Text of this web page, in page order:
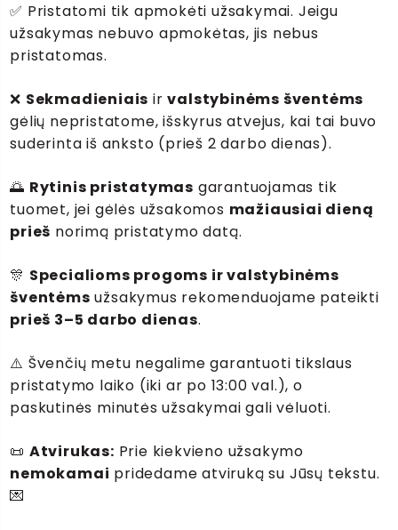
✅ Pristatomi tik apmokėti užsakymai. Jeigu
užsakymas nebuvo apmokėtas, jis nebus
pristatomas.
❌ Sekmadieniais irvalstybinėms šventėms
gėlių nepristatome, išskyrus atvejus, kai tai buvo
suderinta iš anksto (prieš 2 darbo dienas).
🌅 Rytinis pristatymas garantuojamas tik
tuomet, jei gėlės užsakomos mažiausiai dieną
prieš norimą pristatymo datą.
🎊 Specialioms progoms ir valstybinėms
šventėms užsakymus rekomenduojame pateikti
prieš 3–5 darbo dienas.
⚠️ Švenčių metu negalime garantuoti tikslaus
pristatymo laiko (iki ar po 13:00 val.), o
paskutinės minutės užsakymai gali vėluoti.
📜 Atvirukas: Prie kiekvieno užsakymo
nemokamai pridedame atviruką su Jūsų tekstu.
💌